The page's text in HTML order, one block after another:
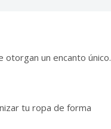
un encanto único.
tu ropa de forma